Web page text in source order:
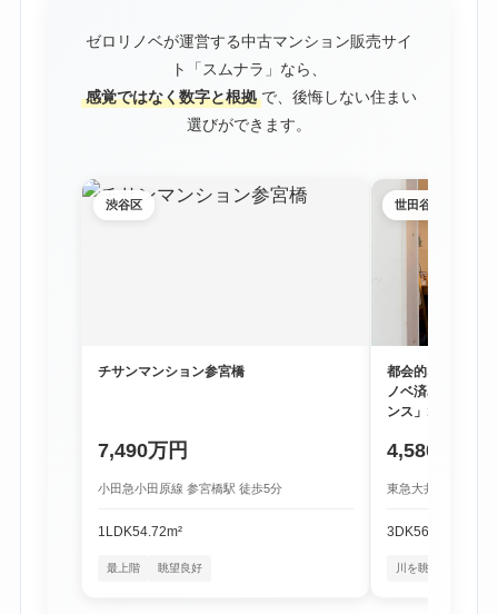
ゼロリノベが運営する中古マンション販売サイ
ト「スムナラ」なら、
感覚ではなく数字と根拠 で、後悔しない住まい
選びができます。
渋谷区
チサンマンション参宮橋
7,490万円
小田急小田原線 参宮橋駅 徒歩5分
1LDK54.72m²
最上階 眺望良好
世田谷区
都会的な利便性
ノベ済み物件「
ンス」1階
4,580万円
東急大井町線 尾山
3DK56.16m²
川を眺める暮らし